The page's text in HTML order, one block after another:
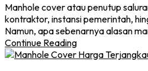
Manhole cover atau penutup
kontraktor, instansi pemerintah,
Namun, apa sebenarnya alasan
Continue Reading